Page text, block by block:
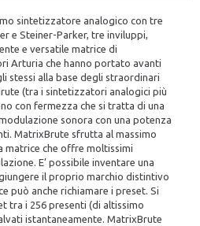
sintetizzatore analogico con tre
e Steiner-Parker, tre inviluppi,
e versatile matrice di
Arturia che hanno portato avanti
stessi alla base degli straordinari
(tra i sintetizzatori analogici più
con fermezza che si tratta di una
sonora con una potenza
MatrixBrute sfrutta al massimo
matrice che offre moltissimi
E’ possibile inventare una
il proprio marchio distintivo
può anche richiamare i preset. Si
tra i 256 presenti (di altissimo
istantaneamente. MatrixBrute